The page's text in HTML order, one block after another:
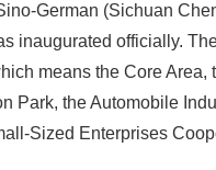
German (Sichuan
inaugurated officially.
means the Core Area,
Park, the Automobile
Sized Enterprises